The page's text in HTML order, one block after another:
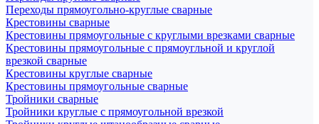
Переходы прямоугольно-круглые сварные
Крестовины сварные
Крестовины прямоугольные с круглыми врезками сварные
Крестовины прямоугольные с прямоугльной и круглой
врезкой сварные
Крестовины круглые сварные
Крестовины прямоугольные сварные
Тройники сварные
Тройники круглые с прямоугольной врезкой